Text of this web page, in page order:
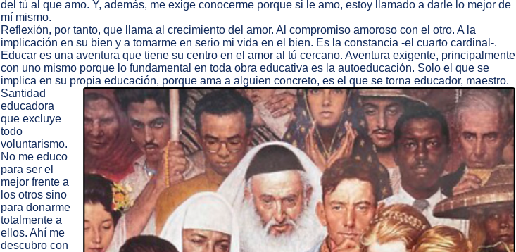
del tú al que amo. Y, además, me exige conocerme porque si le amo, estoy llamado a darle lo mejor de
mí mismo.
Reflexión, por tanto, que llama al crecimiento del amor. Al compromiso amoroso con el otro. A la
implicación en su bien y a tomarme en serio mi vida en el bien. Es la constancia -el cuarto cardinal-.
Educar es una aventura que tiene su centro en el amor al tú cercano. Aventura exigente, principalmente
con uno mismo porque lo fundamental en toda obra educativa es la autoeducación. Solo el que se
implica en su propia educación, porque ama a alguien concreto, es el que se torna educador, maestro.
Santidad
educadora
que excluye
todo
voluntarismo.
No me educo
para ser el
mejor frente a
los otros sino
para donarme
totalmente a
ellos. Ahí me
descubro con